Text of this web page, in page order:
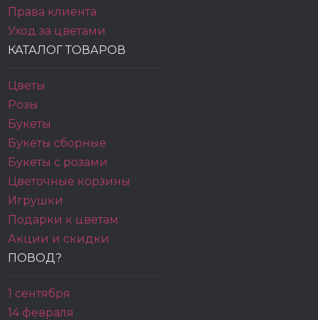
Права клиента
Уход за цветами
КАТАЛОГ ТОВАРОВ
Цветы
Розы
Букеты
Букеты сборные
Букеты с розами
Цветочные корзины
Игрушки
Подарки к цветам
Акции и скидки
ПОВОД?
1 сентября
14 февраля